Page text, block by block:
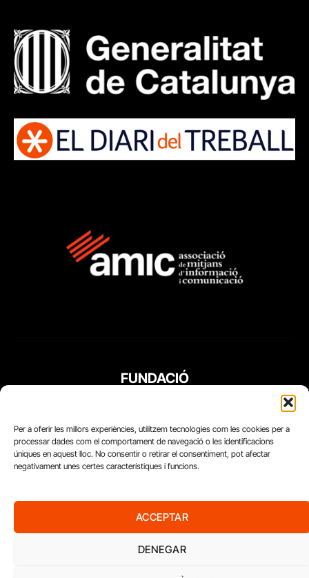
Per a oferir les millors experiències, utilitzem tecnologies com les cookies per a
processar dades com el comportament de navegació o les identificacions
úniques en aquest lloc. No consentir o retirar el consentiment, pot afectar
negativament unes certes característiques i funcions.
ACCEPTAR
DENEGAR
FUNDACIÓ